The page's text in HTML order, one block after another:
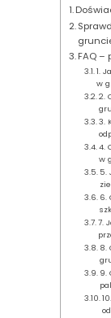
FAQ –
1.
w
2.
3.
4.
w
5.
6.
7.
8.
9.